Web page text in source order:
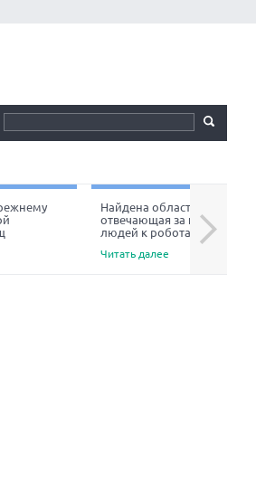
Найдена область мозга,
отвечающая за неприязнь
людей к роботам
Читать далее
Next